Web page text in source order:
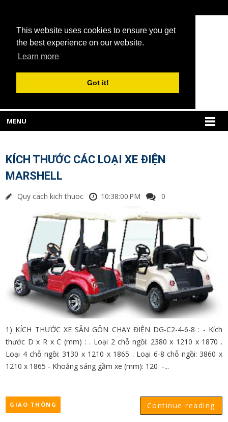
This website uses cookies to ensure you get
the best experience on our website.
Learn more
Got it!
MENU
KÍCH THƯỚC CÁC LOẠI XE ĐIỆN
MARSHELL
Quy cach kich thuoc 10:38:00 PM 0
1) KÍCH THƯỚC XE SÂN GÔN CHẠY ĐIỆN DG-C2-4-6-8 : - Kích
thước D x R x C (mm) : . Loại 2 chỗ ngồi: 2380 x 1210 x 1870 .
Loại 4 chỗ ngồi: 3130 x 1210 x 1865 . Loại 6-8 chỗ ngồi: 3860 x
1210 x 1865 - Khoảng sáng gầm xe (mm): 120 -...
Continue reading
GIAO THÔNG